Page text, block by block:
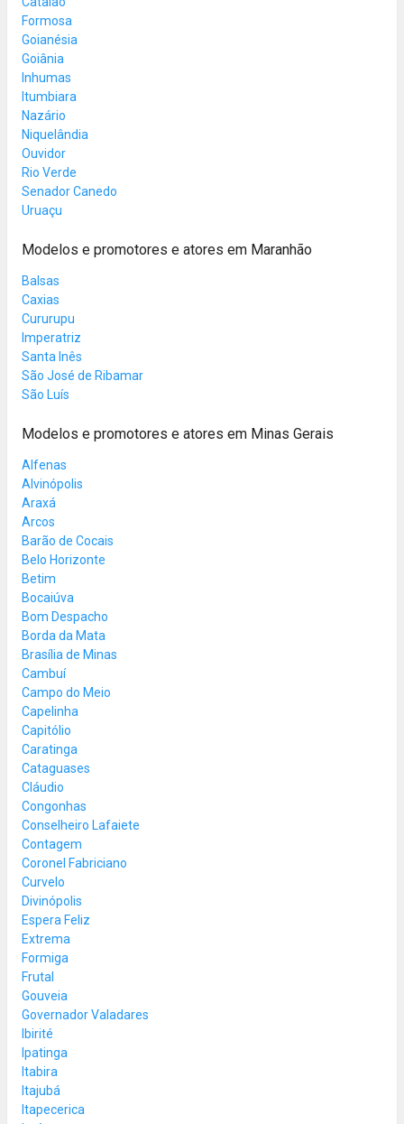
Formosa
Goianésia
Goiânia
Inhumas
Itumbiara
Nazário
Niquelândia
Ouvidor
Rio Verde
Senador Canedo
Uruaçu
Modelos e promotores e atores em Maranhão
Balsas
Caxias
Cururupu
Imperatriz
Santa Inês
São José de Ribamar
São Luís
Modelos e promotores e atores em Minas Gerais
Alfenas
Alvinópolis
Araxá
Arcos
Barão de Cocais
Belo Horizonte
Betim
Bocaiúva
Bom Despacho
Borda da Mata
Brasília de Minas
Cambuí
Campo do Meio
Capelinha
Capitólio
Caratinga
Cataguases
Cláudio
Congonhas
Conselheiro Lafaiete
Contagem
Coronel Fabriciano
Curvelo
Divinópolis
Espera Feliz
Extrema
Formiga
Frutal
Gouveia
Governador Valadares
Ibirité
Ipatinga
Itabira
Itajubá
Itapecerica